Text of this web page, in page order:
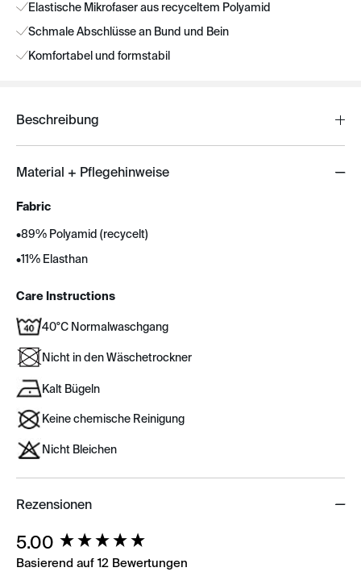
Elastische Mikrofaser aus recyceltem Polyamid
Schmale Abschlüsse an Bund und Bein
Komfortabel und formstabil
Beschreibung
Material + Pflegehinweise
Fabric
•89% Polyamid (recycelt)
•11% Elasthan
Care Instructions
40°C Normalwaschgang
Nicht in den Wäschetrockner
Kalt Bügeln
Keine chemische Reinigung
Nicht Bleichen
Rezensionen
5.00
Basierend auf 12 Bewertungen
New content loaded